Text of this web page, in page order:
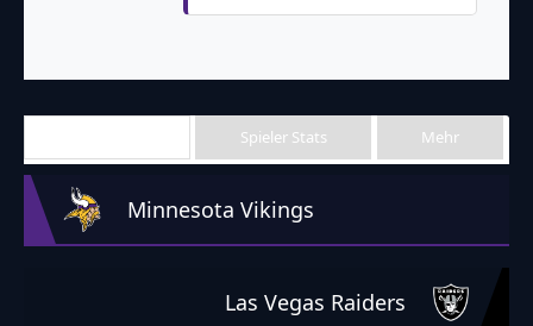
Spieler Stats Mehr
Minnesota Vikings
Las Vegas Raiders